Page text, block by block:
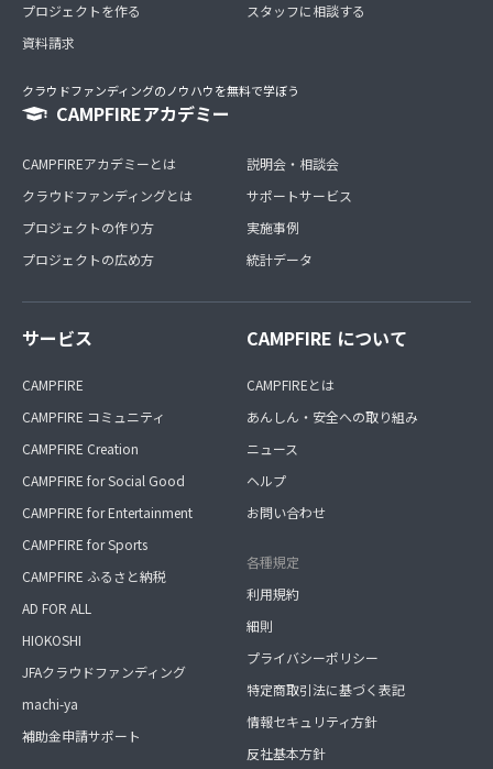
プロジェクトを作る
資料請求
スタッフに相談する
クラウドファンディングのノウハウを無料で学ぼう
CAMPFIREアカデミー
CAMPFIREアカデミーとは
クラウドファンディングとは
プロジェクトの作り方
プロジェクトの広め方
説明会・相談会
サポートサービス
実施事例
統計データ
サービス
CAMPFIRE
CAMPFIRE コミュニティ
CAMPFIRE Creation
CAMPFIRE for Social Good
CAMPFIRE for Entertainment
CAMPFIRE for Sports
CAMPFIRE ふるさと納税
AD FOR ALL
HIOKOSHI
JFAクラウドファンディング
machi-ya
補助金申請サポート
CAMPFIRE について
CAMPFIREとは
あんしん・安全への取り組み
ニュース
ヘルプ
お問い合わせ
各種規定
利用規約
細則
プライバシーポリシー
特定商取引法に基づく表記
情報セキュリティ方針
反社基本方針